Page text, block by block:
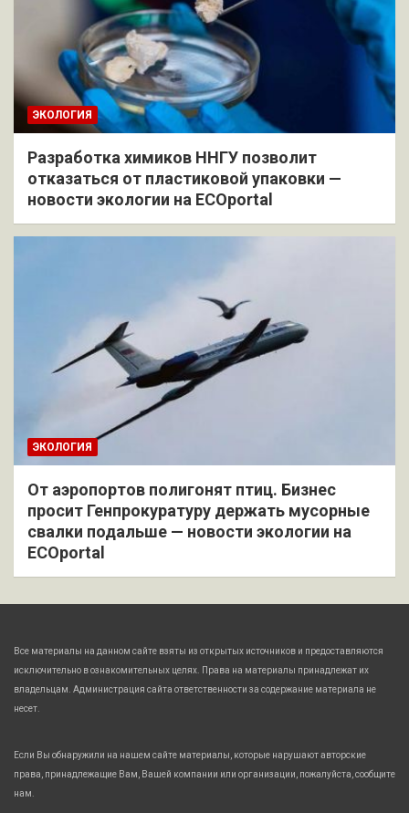
ЭКОЛОГИЯ
Разработка химиков ННГУ позволит
отказаться от пластиковой упаковки —
новости экологии на ECOportal
ЭКОЛОГИЯ
От аэропортов полигонят птиц. Бизнес
просит Генпрокуратуру держать мусорные
свалки подальше — новости экологии на
ECOportal
Все материалы на данном сайте взяты из открытых источников и предоставляются
исключительно в ознакомительных целях. Права на материалы принадлежат их
владельцам. Администрация сайта ответственности за содержание материала не
несет.
Если Вы обнаружили на нашем сайте материалы, которые нарушают авторские
права, принадлежащие Вам, Вашей компании или организации, пожалуйста, сообщите
нам.